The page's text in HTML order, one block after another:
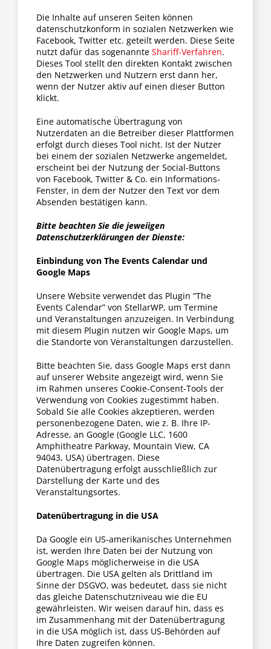
Die Inhalte auf unseren Seiten können
datenschutzkonform in sozialen Netzwerken wie
Facebook, Twitter etc. geteilt werden. Diese Seite
nutzt dafür das sogenannte Shariff-Verfahren.
Dieses Tool stellt den direkten Kontakt zwischen
den Netzwerken und Nutzern erst dann her,
wenn der Nutzer aktiv auf einen dieser Button
klickt.
Eine automatische Übertragung von
Nutzerdaten an die Betreiber dieser Plattformen
erfolgt durch dieses Tool nicht. Ist der Nutzer
bei einem der sozialen Netzwerke angemeldet,
erscheint bei der Nutzung der Social-Buttons
von Facebook, Twitter & Co. ein Informations-
Fenster, in dem der Nutzer den Text vor dem
Absenden bestätigen kann.
Bitte beachten Sie die jeweiigen
Datenschutzerklärungen der Dienste:
Einbindung von The Events Calendar und
Google Maps
Unsere Website verwendet das Plugin “The
Events Calendar” von StellarWP, um Termine
und Veranstaltungen anzuzeigen. In Verbindung
mit diesem Plugin nutzen wir Google Maps, um
die Standorte von Veranstaltungen darzustellen.
Bitte beachten Sie, dass Google Maps erst dann
auf unserer Website angezeigt wird, wenn Sie
im Rahmen unseres Cookie-Consent-Tools der
Verwendung von Cookies zugestimmt haben.
Sobald Sie alle Cookies akzeptieren, werden
personenbezogene Daten, wie z. B. Ihre IP-
Adresse, an Google (Google LLC, 1600
Amphitheatre Parkway, Mountain View, CA
94043, USA) übertragen. Diese
Datenübertragung erfolgt ausschließlich zur
Darstellung der Karte und des
Veranstaltungsortes.
Datenübertragung in die USA
Da Google ein US-amerikanisches Unternehmen
ist, werden Ihre Daten bei der Nutzung von
Google Maps möglicherweise in die USA
übertragen. Die USA gelten als Drittland im
Sinne der DSGVO, was bedeutet, dass sie nicht
das gleiche Datenschutzniveau wie die EU
gewährleisten. Wir weisen darauf hin, dass es
im Zusammenhang mit der Datenübertragung
in die USA möglich ist, dass US-Behörden auf
Ihre Daten zugreifen können.